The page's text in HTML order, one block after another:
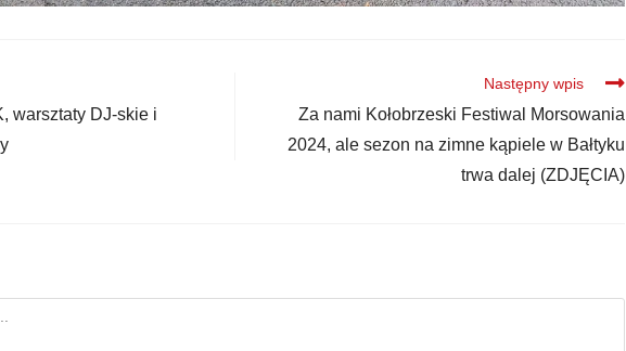
warsztaty DJ-skie i
Następny wpis
Za nami Kołobrzeski Festiwal Morsowania
2024, ale sezon na zimne kąpiele w Bałtyku
trwa dalej (ZDJĘCIA)